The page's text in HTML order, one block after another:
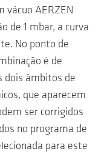
vácuo AERZEN
de 1 mbar, a curva
No ponto de
é de
dois âmbitos de
que aparecem
ser corrigidos
no programa de
para este